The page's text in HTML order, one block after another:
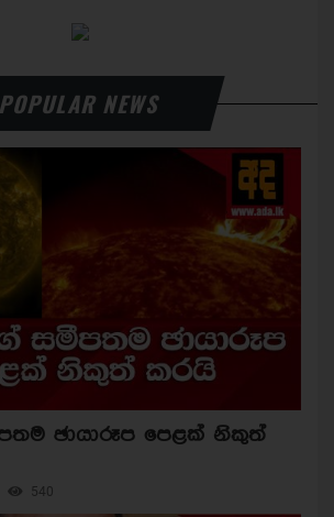
POPULAR NEWS
ඡායාරූප පෙළක් නිකුත්
540